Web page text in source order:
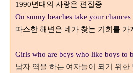
1990년대의 사랑은 편집증
On sunny beaches take your
따스한 해변은 네가 찾는 기회를 가
Girls who are boys who like boys to
남자 역을 하는 여자들이 되기 위한